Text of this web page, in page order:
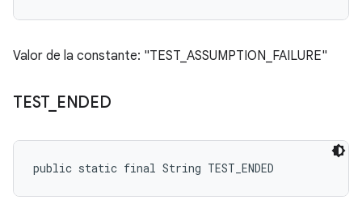
Valor de la constante: "TEST_ASSUMPTION_FAILURE"
TEST_ ENDED
public static final String TEST_ENDED